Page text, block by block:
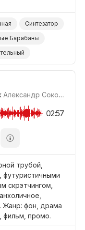
Синтезатор
Барабаны
Кино
Александр Соколов
02:57
трубой,
футуристичными
скрэтчингом,
Жанр: фон, драма
фильм, промо.